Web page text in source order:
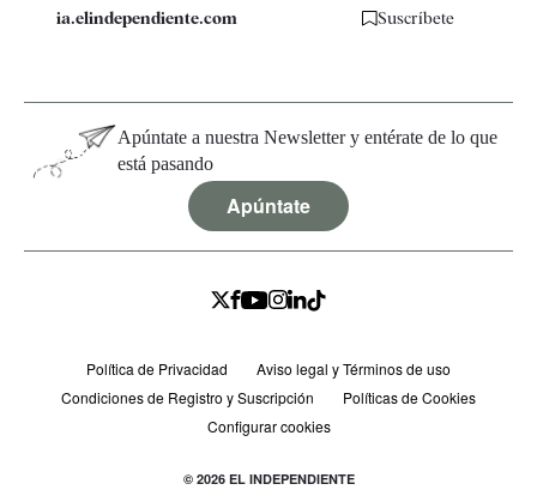
ia.elindependiente.com Suscríbete
Apúntate a nuestra Newsletter y entérate de lo que
está pasando
Apúntate
Política de Privacidad
Aviso legal y Términos de uso
Condiciones de Registro y Suscripción
Políticas de Cookies
Configurar cookies
© 2026 EL INDEPENDIENTE